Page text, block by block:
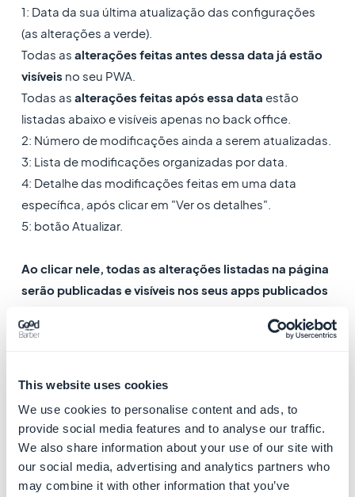
This website uses cookies
We use cookies to personalise content and ads, to
provide social media features and to analyse our traffic.
We also share information about your use of our site with
our social media, advertising and analytics partners who
may combine it with other information that you’ve
1: Data da sua última atualização das configurações
(as alterações a verde).
Todas as alterações feitas antes dessa data já estão
visíveis no seu PWA.
Todas as alterações feitas após essa data estão
listadas abaixo e visíveis apenas no back office.
2: Número de modificações ainda a serem atualizadas.
3: Lista de modificações organizadas por data.
4: Detalhe das modificações feitas em uma data
específica, após clicar em "Ver os detalhes".
5: botão Atualizar.
Ao clicar nele, todas as alterações listadas na página
serão publicadas e visíveis nos seus apps publicados
oferta)